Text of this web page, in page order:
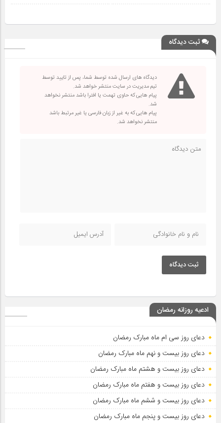
ثبت دیدگاه
دیدگاه های ارسال شده توسط شما، پس از تایید توسط
تیم مدیریت در سایت منتشر خواهد شد.
پیام هایی که حاوی تهمت یا افترا باشد منتشر نخواهد
شد.
پیام هایی که به غیر از زبان فارسی یا غیر مرتبط باشد
منتشر نخواهد شد.
ثبت دیدگاه
ادعیه روزانه رمضان
دعای روز سی ام ماه مبارک رمضان
دعای روز بیست و نهم ماه مبارک رمضان
دعای روز بیست و هشتم ماه مبارک رمضان
دعای روز بیست و هفتم ماه مبارک رمضان
دعای روز بیست و ششم ماه مبارک رمضان
دعای روز بیست و پنجم ماه مبارک رمضان